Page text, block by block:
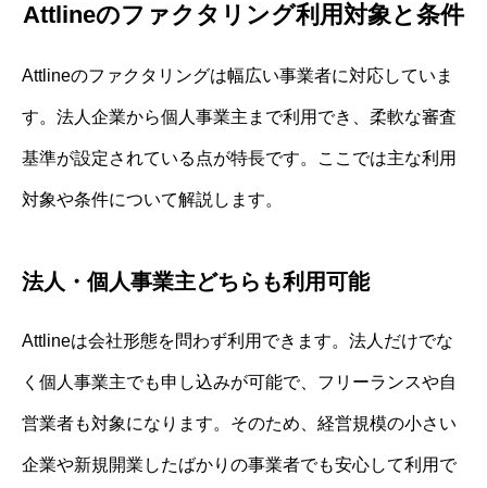
Attlineのファクタリング利用対象と条件
Attlineのファクタリングは幅広い事業者に対応していま
す。法人企業から個人事業主まで利用でき、柔軟な審査
基準が設定されている点が特長です。ここでは主な利用
対象や条件について解説します。
法人・個人事業主どちらも利用可能
Attlineは会社形態を問わず利用できます。法人だけでな
く個人事業主でも申し込みが可能で、フリーランスや自
営業者も対象になります。そのため、経営規模の小さい
企業や新規開業したばかりの事業者でも安心して利用で